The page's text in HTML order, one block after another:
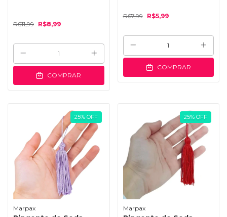
R$11,99 R$8,99
COMPRAR
R$7,99 R$5,99
COMPRAR
25% OFF
Marpax
25% OFF
Marpax